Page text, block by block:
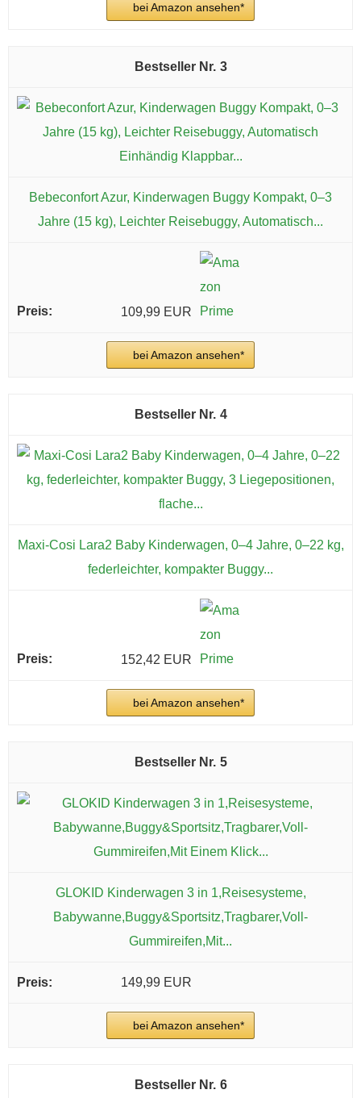
bei Amazon ansehen*
3
Bebeconfort Azur, Kinderwagen Buggy Kompakt, 0–3
Jahre (15 kg), Leichter Reisebuggy, Automatisch...
109,99 EUR
bei Amazon ansehen*
4
Maxi-Cosi Lara2 Baby Kinderwagen, 0–4 Jahre, 0–22 kg,
federleichter, kompakter Buggy...
152,42 EUR
bei Amazon ansehen*
5
GLOKID Kinderwagen 3 in 1,Reisesysteme,
Babywanne,Buggy&Sportsitz,Tragbarer,Voll-
Gummireifen,Mit...
149,99 EUR
bei Amazon ansehen*
6